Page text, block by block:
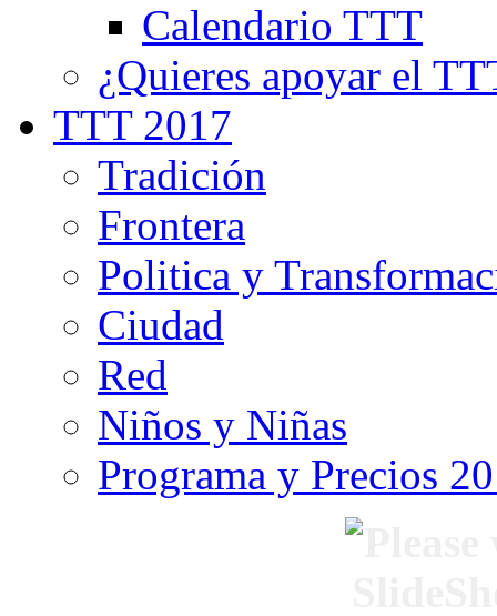
Calendario TTT
¿Quieres apoyar el
TTT 2017
Tradición
Frontera
Politica y
Ciudad
Red
Niños y Niñas
Programa y Precios